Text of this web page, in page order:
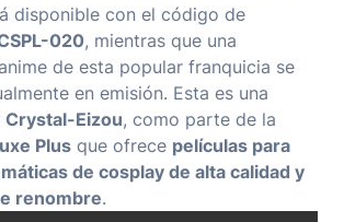
disponible con el código de
020, mientras que una
de esta popular franquicia se
en emisión. Esta es una
Crystal-Eizou, como parte de la
Plus que ofrece películas para
de cosplay de alta calidad y
renombre.